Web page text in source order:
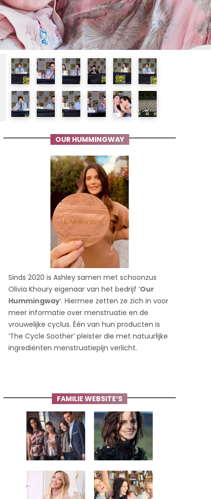
OUR HUMMINGWAY
Sinds 2020 is Ashley samen met schoonzus
Olivia Khoury eigenaar van het bedrijf ‘Our
Hummingway‘. Hiermee zetten ze zich in voor
meer informatie over menstruatie en de
vrouwelijke cyclus. Één van hun producten is
‘The Cycle Soother’ pleister die met natuurlijke
ingrediënten menstruatiepijn verlicht.
FAMILIE WEBSITE’S